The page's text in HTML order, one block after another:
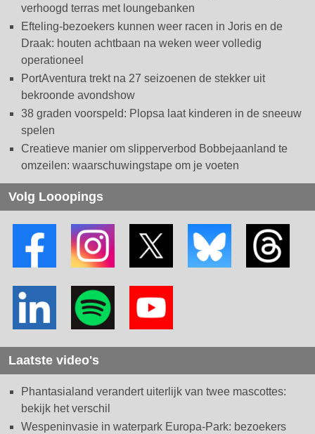
verhoogd terras met loungebanken
Efteling-bezoekers kunnen weer racen in Joris en de
Draak: houten achtbaan na weken weer volledig
operationeel
PortAventura trekt na 27 seizoenen de stekker uit
bekroonde avondshow
38 graden voorspeld: Plopsa laat kinderen in de sneeuw
spelen
Creatieve manier om slipperverbod Bobbejaanland te
omzeilen: waarschuwingstape om je voeten
Volg Looopings
Laatste video's
Phantasialand verandert uiterlijk van twee mascottes:
bekijk het verschil
Wespeninvasie in waterpark Europa-Park: bezoekers